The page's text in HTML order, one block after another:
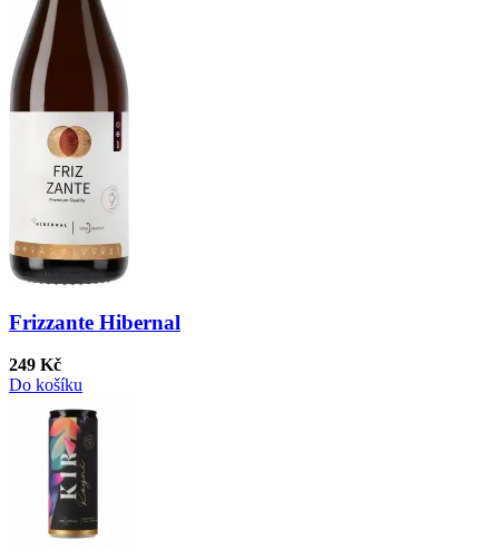
Frizzante Hibernal
249 Kč
Do košíku